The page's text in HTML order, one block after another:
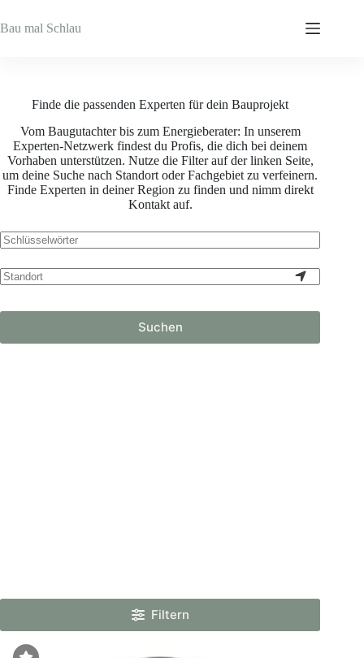
Inhalt
springen
Bau mal Schlau
Finde die passenden Experten für dein Bauprojekt
Vom Baugutachter bis zum Energieberater: In unserem
Experten-Netzwerk findest du Profis, die dich bei deinem
Vorhaben unterstützen. Nutze die Filter auf der linken Seite,
um deine Suche nach Standort oder Fachgebiet zu verfeinern.
Finde Experten in deiner Region zu finden und nimm direkt
Kontakt auf.
Suchen
Filtern